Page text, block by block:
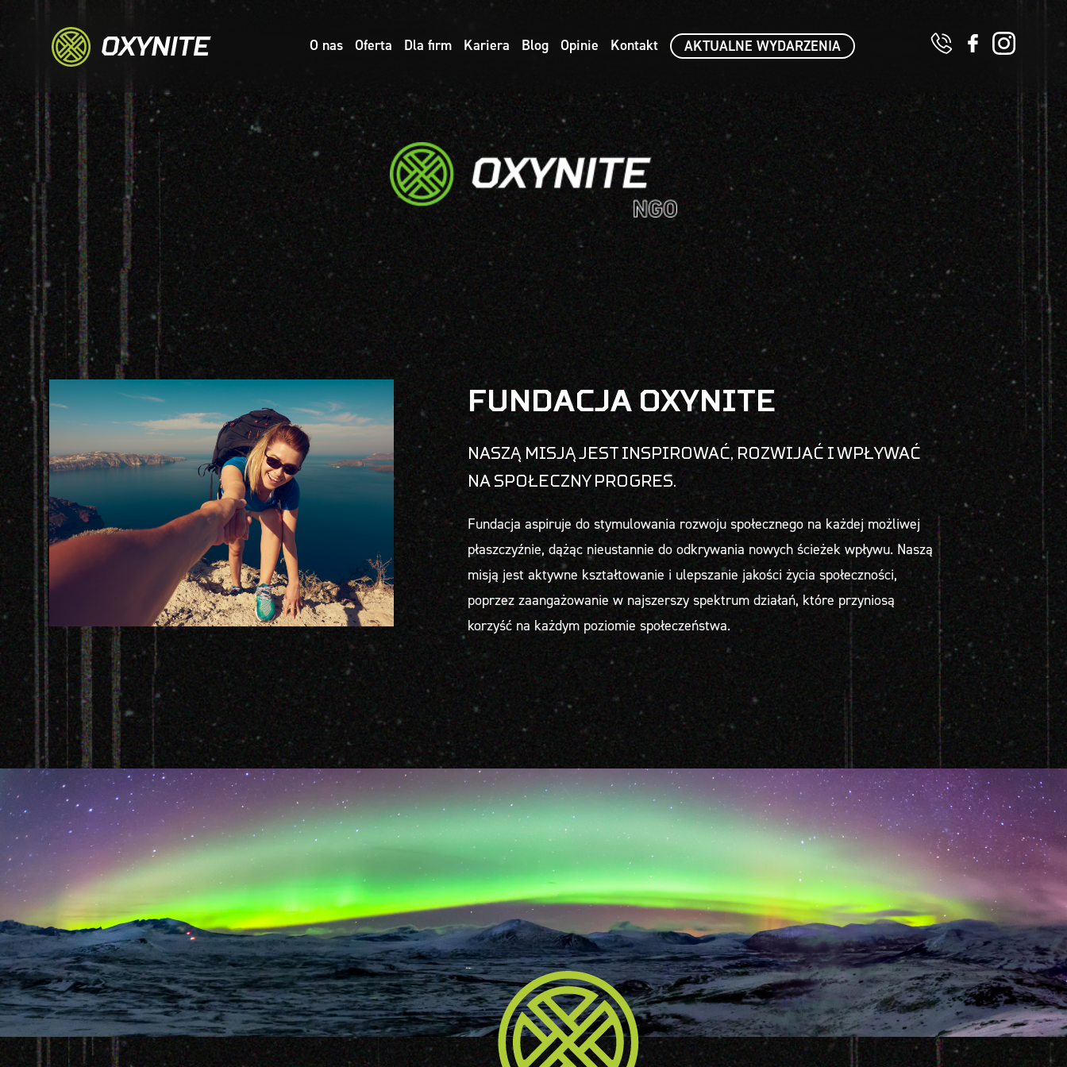
O nas Oferta Dla firm Kariera Blog Opinie Kontakt AKTUALNE WYDARZENIA
FUNDACJA OXYNITE
NASZĄ MISJĄ JEST INSPIROWAĆ, ROZWIJAĆ I WPŁYWAĆ
NA SPOŁECZNY PROGRES.
Fundacja aspiruje do stymulowania rozwoju społecznego na każdej możliwej
płaszczyźnie, dążąc nieustannie do odkrywania nowych ścieżek wpływu. Naszą
misją jest aktywne kształtowanie i ulepszanie jakości życia społeczności,
poprzez zaangażowanie w najszerszy spektrum działań, które przyniosą
korzyść na każdym poziomie społeczeństwa.